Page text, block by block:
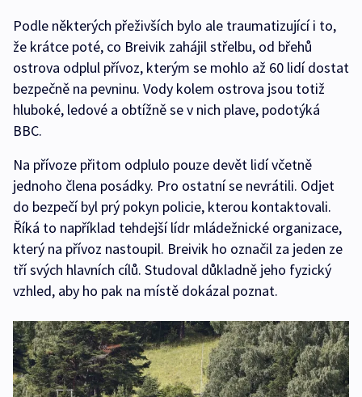
Podle některých přeživších bylo ale traumatizující i to,
že krátce poté, co Breivik zahájil střelbu, od břehů
ostrova odplul přívoz, kterým se mohlo až 60 lidí dostat
bezpečně na pevninu. Vody kolem ostrova jsou totiž
hluboké, ledové a obtížně se v nich plave, podotýká
BBC.
Na přívoze přitom odplulo pouze devět lidí včetně
jednoho člena posádky. Pro ostatní se nevrátili. Odjet
do bezpečí byl prý pokyn policie, kterou kontaktovali.
Říká to například tehdejší lídr mládežnické organizace,
který na přívoz nastoupil. Breivik ho označil za jeden ze
tří svých hlavních cílů. Studoval důkladně jeho fyzický
vzhled, aby ho pak na místě dokázal poznat.